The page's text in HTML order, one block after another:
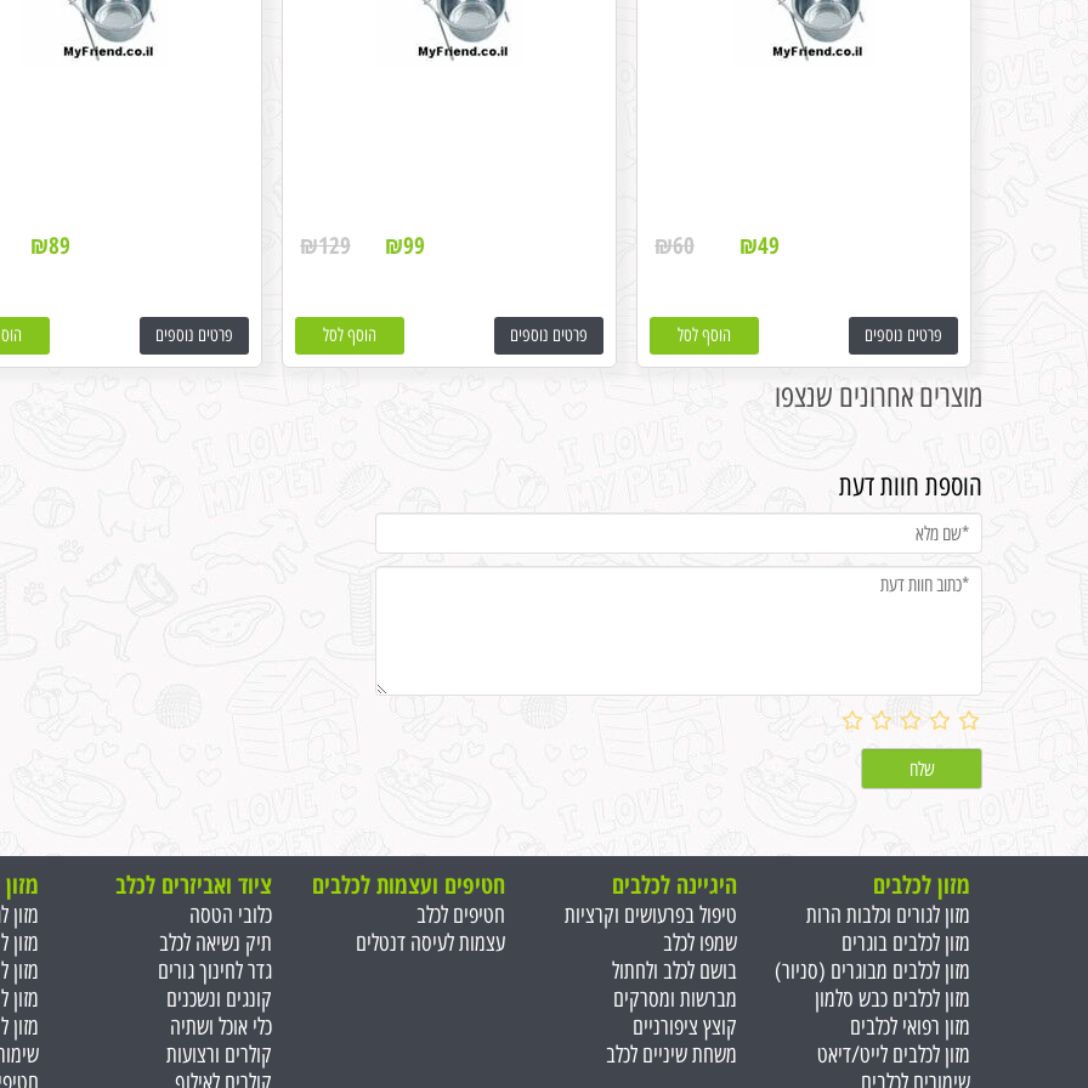
₪60 ₪49
פרטים נוספים הוסף לסל
₪129 ₪99
פרטים נוספים הוסף לסל
₪89
פרטים נוספים
מוצרים אחרונים שנצפו
הוספת חוות דעת
מזון לכלבים
מזון לגורים וכלבות הרות
מזון לכלבים בוגרים
מזון לכלבים מבוגרים (סניור)
מזון לכלבים כבש סלמון
מזון רפואי לכלבים
מזון לכלבים לייט/דיאט
היגיינה לכלבים
טיפול בפרעושים וקרציות
שמפו לכלב
בושם לכלב ולחתול
מברשות ומסרקים
קוצץ ציפורניים
משחת שיניים לכלב
חטיפים ועצמות לכלבים
חטיפים לכלב
עצמות לעיסה דנטלים
ציוד ואביזרים לכלב
כלובי הטסה
תיק נשיאה לכלב
גדר לחינוך גורים
קונגים ונשכנים
כלי אוכל ושתיה
קולרים ורצועות
מזון
מזון
מזון
מזון
מזון